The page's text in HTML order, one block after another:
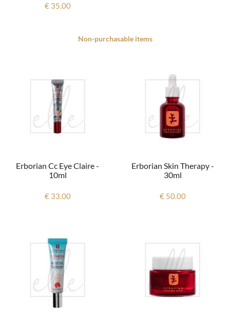
€ 35.00
Non-purchasable items
Erborian Cc Eye Claire -
10ml
€ 33.00
Erborian Skin Therapy -
30ml
€ 50.00